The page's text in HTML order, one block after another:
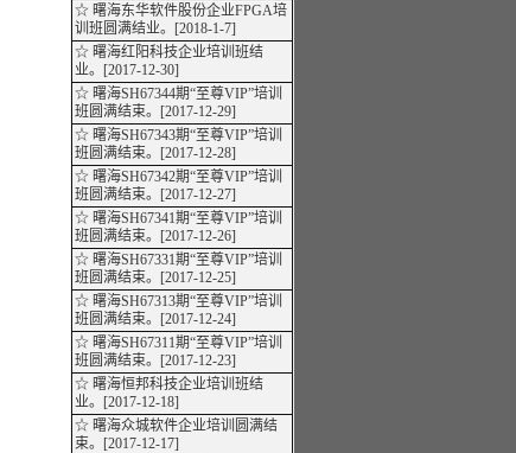
☆ 曙海东华软件股份企业FPGA培
训班圆满结业。[2018-1-7]
☆ 曙海红阳科技企业培训班结
业。[2017-12-30]
☆ 曙海SH67344期“至尊VIP”培训
班圆满结束。[2017-12-29]
☆ 曙海SH67343期“至尊VIP”培训
班圆满结束。[2017-12-28]
☆ 曙海SH67342期“至尊VIP”培训
班圆满结束。[2017-12-27]
☆ 曙海SH67341期“至尊VIP”培训
班圆满结束。[2017-12-26]
☆ 曙海SH67331期“至尊VIP”培训
班圆满结束。[2017-12-25]
☆ 曙海SH67313期“至尊VIP”培训
班圆满结束。[2017-12-24]
☆ 曙海SH67311期“至尊VIP”培训
班圆满结束。[2017-12-23]
☆ 曙海恒邦科技企业培训班结
业。[2017-12-18]
☆ 曙海众城软件企业培训圆满结
束。[2017-12-17]